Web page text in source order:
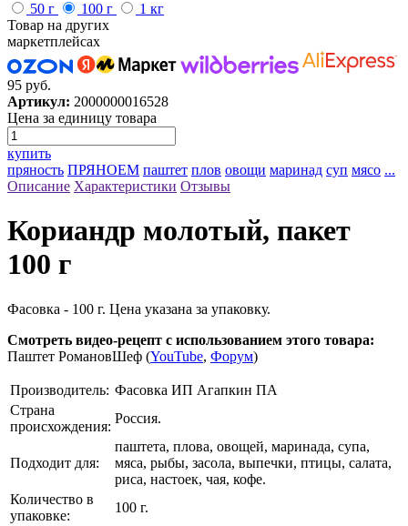
50 г
100 г
1 кг
Товар на других
маркетплейсах
95 руб.
Артикул: 2000000016528
Цена за единицу товара
купить
пряность ПРЯНОЕМ паштет плов овощи маринад суп мясо ...
Описание Характеристики Отзывы
Кориандр молотый, пакет
100 г
Фасовка - 100 г. Цена указана за упаковку.
Смотреть видео-рецепт с использованием этого товара:
Паштет РомановШеф (YouTube, Форум)
Производитель: Фасовка ИП Агапкин ПА
Страна
происхождения:
Россия.
Подходит для:
паштета, плова, овощей, маринада, супа,
мяса, рыбы, засола, выпечки, птицы, салата,
риса, настоек, чая, кофе.
Количество в
упаковке:
100 г.